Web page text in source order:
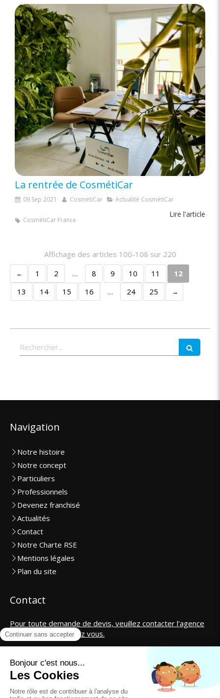
La rentrée de CosmétiCar
09 Sep 2021 CosmetiCar Actualité CosmétiCar
Lire l'article
CosmétiCar France
Affichage des articles 100-108 sur 220
1
2 … 8 9 10 11
12
13
14 15 16 … 24 25
Rechercher
Navigation
Notre histoire
Notre concept
Particuliers
Professionnels
Devenez franchisé
Actualités
Contact
Notre Charte RSE
Mentions légales
Plan du site
Contact
Pour toute demande de devis, veuillez contacter l'agence
la plus proche de chez vous.
contact@cosmeticar.fr